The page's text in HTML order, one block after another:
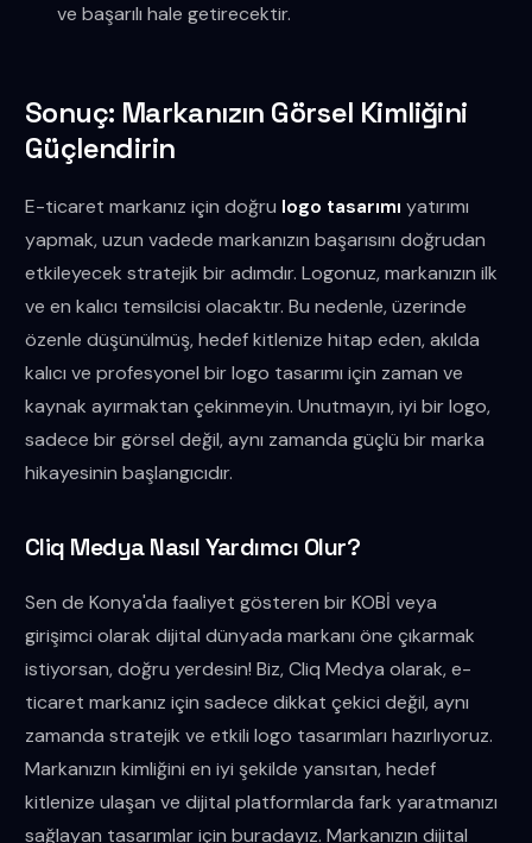
ve başarılı hale getirecektir.
Sonuç: Markanızın Görsel Kimliğini
Güçlendirin
E-ticaret markanız için doğru logo tasarımı yatırımı
yapmak, uzun vadede markanızın başarısını doğrudan
etkileyecek stratejik bir adımdır. Logonuz, markanızın ilk
ve en kalıcı temsilcisi olacaktır. Bu nedenle, üzerinde
özenle düşünülmüş, hedef kitlenize hitap eden, akılda
kalıcı ve profesyonel bir logo tasarımı için zaman ve
kaynak ayırmaktan çekinmeyin. Unutmayın, iyi bir logo,
sadece bir görsel değil, aynı zamanda güçlü bir marka
hikayesinin başlangıcıdır.
Cliq Medya Nasıl Yardımcı Olur?
Sen de Konya'da faaliyet gösteren bir KOBİ veya
girişimci olarak dijital dünyada markanı öne çıkarmak
istiyorsan, doğru yerdesin! Biz, Cliq Medya olarak, e-
ticaret markanız için sadece dikkat çekici değil, aynı
zamanda stratejik ve etkili logo tasarımları hazırlıyoruz.
Markanızın kimliğini en iyi şekilde yansıtan, hedef
kitlenize ulaşan ve dijital platformlarda fark yaratmanızı
sağlayan tasarımlar için buradayız. Markanızın dijital